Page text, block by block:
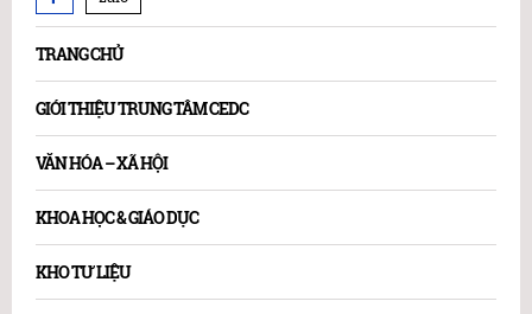
TRANG CHỦ
GIỚI THIỆU TRUNG TÂM CEDC
VĂN HÓA – XÃ HỘI
KHOA HỌC & GIÁO DỤC
KHO TƯ LIỆU